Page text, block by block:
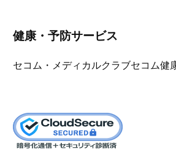
健康・予防サービス
セコム・メディカルクラブセコム健